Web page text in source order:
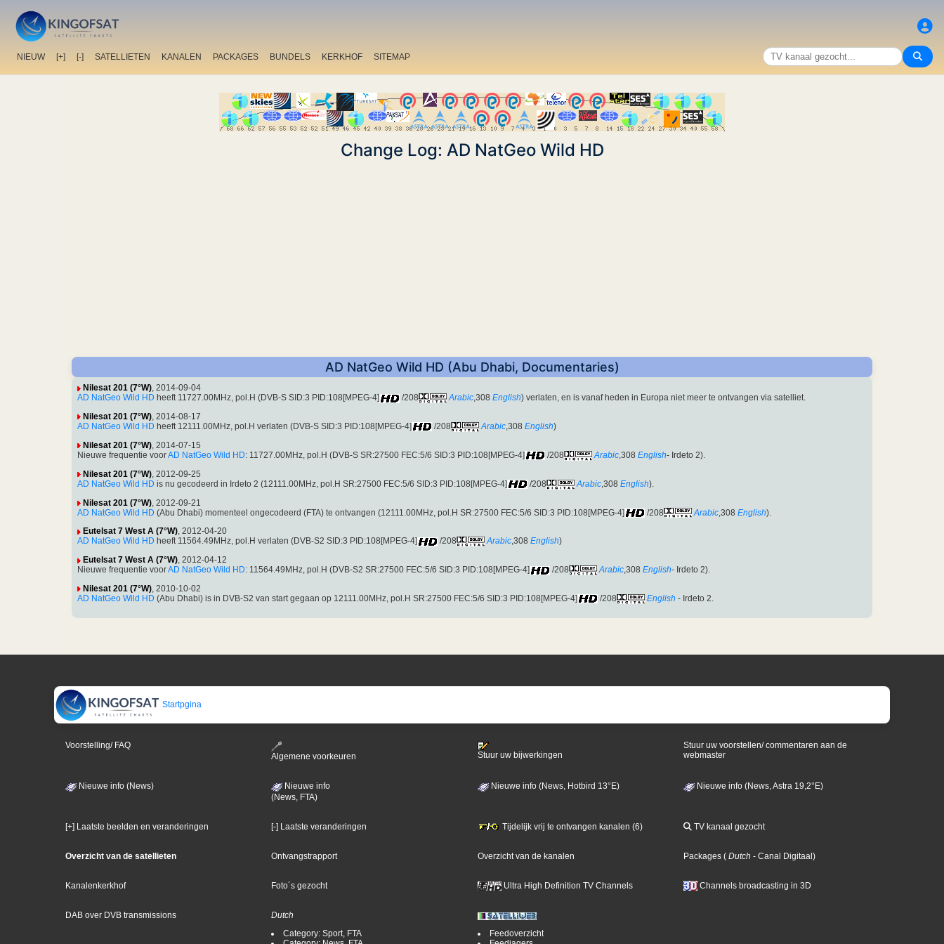
NIEUW [+] [-] SATELLIETEN KANALEN PACKAGES BUNDELS KERKHOF SITEMAP
Change Log: AD NatGeo Wild HD
AD NatGeo Wild HD (Abu Dhabi, Documentaries)
Nilesat 201 (7°W), 2014-09-04
AD NatGeo Wild HD heeft 11727.00MHz, pol.H (DVB-S SID:3 PID:108[MPEG-4] /208 Arabic,308 English) verlaten, en is vanaf heden in Europa niet meer te ontvangen via satelliet.
Nilesat 201 (7°W), 2014-08-17
AD NatGeo Wild HD heeft 12111.00MHz, pol.H verlaten (DVB-S SID:3 PID:108[MPEG-4] /208 Arabic,308 English)
Nilesat 201 (7°W), 2014-07-15
Nieuwe frequentie voorAD NatGeo Wild HD: 11727.00MHz, pol.H (DVB-S SR:27500 FEC:5/6 SID:3 PID:108[MPEG-4] /208 Arabic,308 English- Irdeto 2).
Nilesat 201 (7°W) , 2012-09-25
AD NatGeo Wild HD is nu gecodeerd in Irdeto 2 (12111.00MHz, pol.H SR:27500 FEC:5/6 SID:3 PID:108[MPEG-4] /208 Arabic ,308 English).
Nilesat 201 (7°W) , 2012-09-21
AD NatGeo Wild HD (Abu Dhabi) momenteel ongecodeerd (FTA) te ontvangen (12111.00MHz, pol.H SR:27500 FEC:5/6 SID:3 PID:108[MPEG-4] /208 Arabic ,308 English).
Eutelsat 7 West A (7°W), 2012-04-20
AD NatGeo Wild HD heeft 11564.49MHz, pol.H verlaten (DVB-S2 SID:3 PID:108[MPEG-4] /208 Arabic,308 English)
Eutelsat 7 West A (7°W), 2012-04-12
Nieuwe frequentie voorAD NatGeo Wild HD: 11564.49MHz, pol.H (DVB-S2 SR:27500 FEC:5/6 SID:3 PID:108[MPEG-4] /208 Arabic,308 English- Irdeto 2).
Nilesat 201 (7°W), 2010-10-02
AD NatGeo Wild HD (Abu Dhabi) is in DVB-S2 van start gegaan op 12111.00MHz, pol.H SR:27500 FEC:5/6 SID:3 PID:108[MPEG-4] /208 English - Irdeto 2.
Startpgina
Voorstelling/ FAQ
Algemene voorkeuren
Stuur uw bijwerkingen
Stuur uw voorstellen/ commentaren aan de
webmaster
Nieuwe info (News)
Nieuwe info
(News, FTA)
Nieuwe info (News, Hotbird 13°E) Nieuwe info (News, Astra 19,2°E)
[+] Laatste beelden en veranderingen [-] Laatste veranderingen Tijdelijk vrij te ontvangen kanalen (6) TV kanaal gezocht
Overzicht van de satellieten Ontvangstrapport Overzicht van de kanalen Packages ( Dutch - Canal Digitaal)
Kanalenkerkhof Foto´s gezocht Ultra High Definition TV Channels Channels broadcasting in 3D
DAB over DVB transmissions
Dutch
Category: Sport, FTA
Feedoverzicht